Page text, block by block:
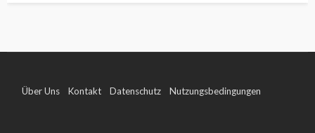
Über Uns Kontakt Datenschutz Nutzungsbedingungen